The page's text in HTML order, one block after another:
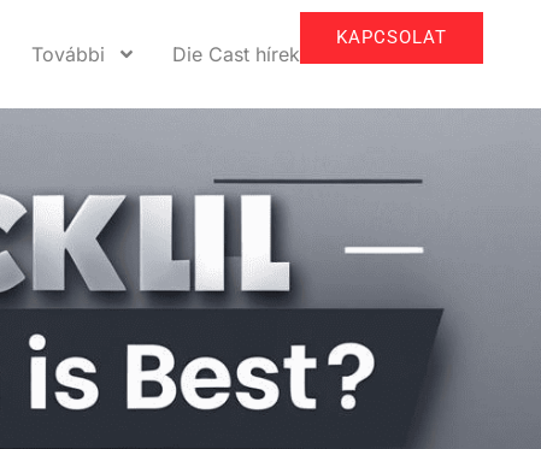
További Die Cast hírek
KAPCSOLAT